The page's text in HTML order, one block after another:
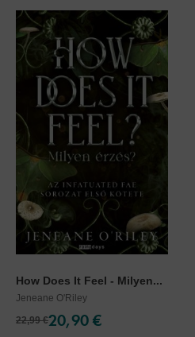
How Does It Feel - Milyen...
Jeneane O'Riley
22,99 €20,90 €